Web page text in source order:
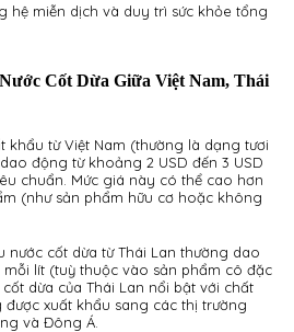
hệ miễn dịch và duy trì sức khỏe tổng
Cốt Dừa Giữa Việt Nam, Thái
khẩu từ Việt Nam (thường là dạng tươi
động từ khoảng 2 USD đến 3 USD
chuẩn. Mức giá này có thể cao hơn
(như sản phẩm hữu cơ hoặc không
nước cốt dừa từ Thái Lan thường dao
mỗi lít (tuỳ thuộc vào sản phẩm cô đặc
dừa của Thái Lan nổi bật với chất
xuất khẩu sang các thị trường
và Đông Á.